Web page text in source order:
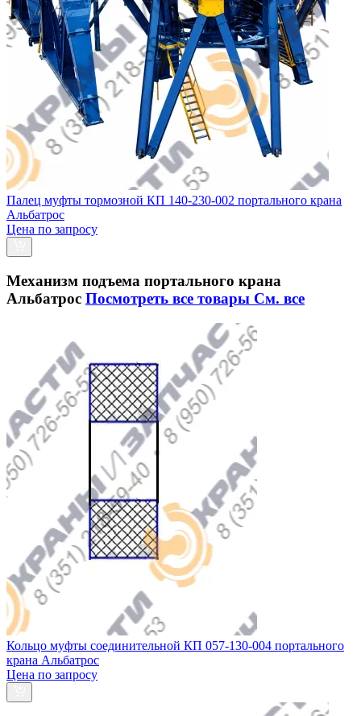
Палец муфты тормозной КП 140-230-002 портального крана
Альбатрос
Цена по запросу
Механизм подъема портального крана
Альбатрос Посмотреть все товары См. все
Кольцо муфты соединительной КП 057-130-004 портального
крана Альбатрос
Цена по запросу